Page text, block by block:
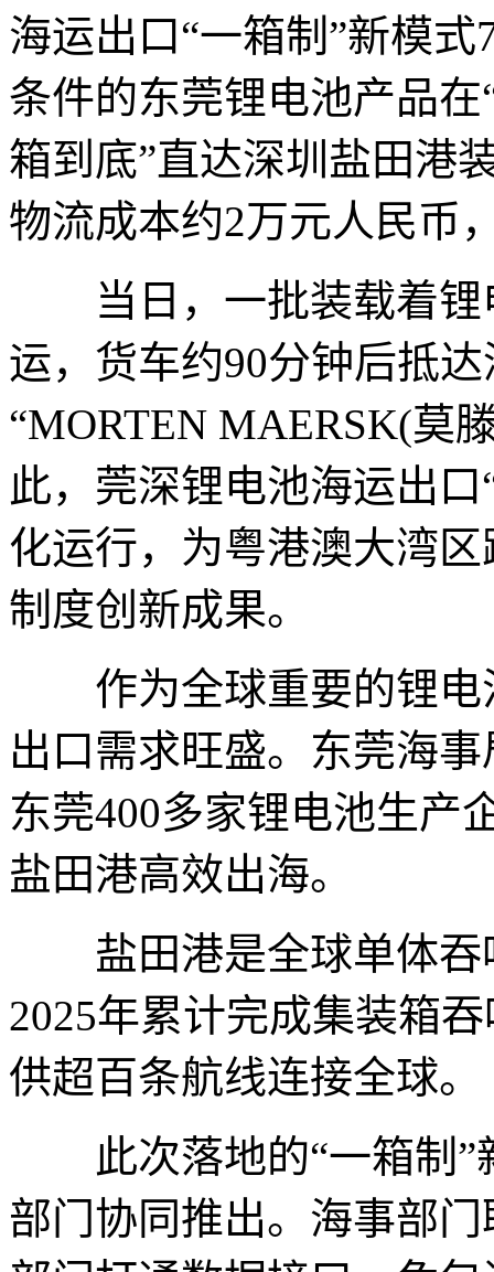
海运出口“一箱制”新模
条件的东莞锂电池产品
箱到底”直达深圳盐田港
物流成本约2万元人民币
当日，一批装载着锂
运，货车约90分钟后抵
“MORTEN MAERSK(莫
此，莞深锂电池海运出
化运行，为粤港澳大湾
制度创新成果。
作为全球重要的锂电
出口需求旺盛。东莞海
东莞400多家锂电池生产
盐田港高效出海。
盐田港是全球单体吞
2025年累计完成集装箱
供超百条航线连接全球。
此次落地的“一箱制”
部门协同推出。海事部